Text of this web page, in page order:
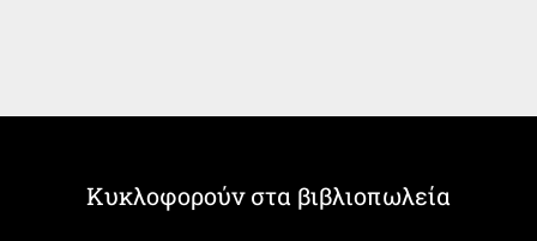
Κυκλοφορούν στα βιβλιοπωλεία